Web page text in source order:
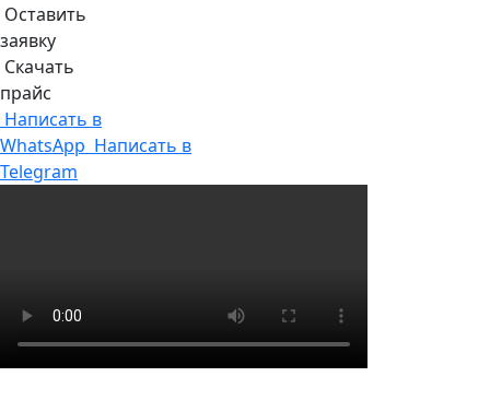
Оставить
заявку
Скачать
прайс
Написать в
WhatsApp Написать в
Telegram